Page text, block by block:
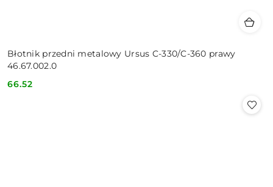
Błotnik przedni metalowy Ursus C-330/C-360 prawy
46.67.002.0
Cena:
66.52